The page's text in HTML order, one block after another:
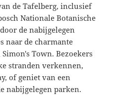
de Tafelberg, inclusief
Nationale Botanische
de nabijgelegen
naar de charmante
Town. Bezoekers
stranden verkennen,
of geniet van een
nabijgelegen parken.